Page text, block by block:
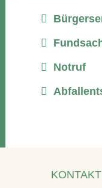
Notruf
KONTAKT